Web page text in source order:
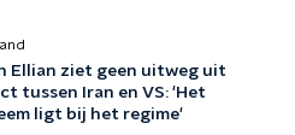
Ellian ziet geen uitweg uit
tussen Iran en VS: 'Het
ligt bij het regime'